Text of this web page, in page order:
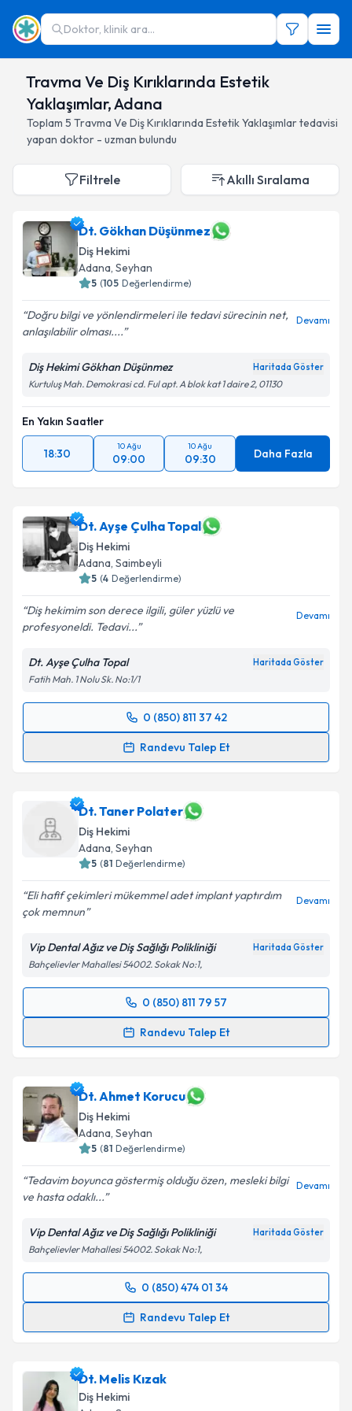
Doktor, klinik ara...
Travma Ve Diş Kırıklarında Estetik
Yaklaşımlar, Adana
Toplam 5 Travma Ve Diş Kırıklarında Estetik Yaklaşımlartedavisi
yapan doktor - uzman bulundu
Filtrele Akıllı Sıralama
Dt. Gökhan Düşünmez
Diş Hekimi
Adana, Seyhan
5 (105 Değerlendirme)
Doğru bilgi ve yönlendirmeleri ile tedavi sürecinin net,
anlaşılabilir olması....
Devamı
Diş Hekimi Gökhan Düşünmez Haritada Göster
Kurtuluş Mah. Demokrasi cd. Ful apt. A blok kat 1 daire 2, 01130
En Yakın Saatler
18:30
10 Ağu
09:00
10 Ağu
09:30 Daha Fazla
Dt. Ayşe Çulha Topal
Diş Hekimi
Adana, Saimbeyli
5 (4 Değerlendirme)
Diş hekimim son derece ilgili, güler yüzlü ve
profesyoneldi. Tedavi...
Devamı
Dt. Ayşe Çulha Topal Haritada Göster
Fatih Mah. 1 Nolu Sk. No:1/1
0 (850) 811 37 42
Randevu Talep Et
Randevu Takvimi Talebi
takvim hazırlandığında e-posta ile bilgilendireceğiz.
E-posta Adresiniz
Kişisel verilerimin işlenmesine ilişkin
kapsamda işlenmesini kabul ediyorum.
Takvim Talebini Gönder
Dt. Taner Polater
Diş Hekimi
Adana, Seyhan
5 (81 Değerlendirme)
Eli hafif çekimleri mükemmel adet implant yaptırdım
çok memnun
Devamı
Vip Dental Ağız ve Diş Sağlığı Polikliniği Haritada Göster
Bahçelievler Mahallesi 54002. Sokak No:1,
0 (850) 811 79 57
Randevu Talep Et
Randevu Takvimi Talebi
takvim hazırlandığında e-posta ile bilgilendireceğiz.
E-posta Adresiniz
Kişisel verilerimin işlenmesine ilişkin
kapsamda işlenmesini kabul ediyorum.
Takvim Talebini Gönder
Dt. Ahmet Korucu
Diş Hekimi
Adana, Seyhan
5 (81 Değerlendirme)
Tedavim boyunca göstermiş olduğu özen, mesleki bilgi
ve hasta odaklı...
Devamı
Vip Dental Ağız ve Diş Sağlığı Polikliniği Haritada Göster
Bahçelievler Mahallesi 54002. Sokak No:1,
0 (850) 474 01 34
Randevu Talep Et
Randevu Takvimi Talebi
takvim hazırlandığında e-posta ile bilgilendireceğiz.
Dt. Melis Kızak
Diş Hekimi